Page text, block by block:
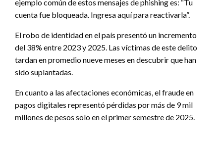
ejemplo común de estos mensajes de phishing es: “Tu
cuenta fue bloqueada. Ingresa aquí para reactivarla”.
El robo de identidad en el país presentó un incremento
del 38% entre 2023 y 2025. Las víctimas de este delito
tardan en promedio nueve meses en descubrir que han
sido suplantadas.
En cuanto a las afectaciones económicas, el fraude en
pagos digitales representó pérdidas por más de 9 mil
millones de pesos solo en el primer semestre de 2025.